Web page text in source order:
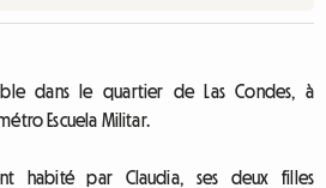
dans le quartier de Las Condes, à
Escuela Militar.
habité par Claudia, ses deux filles